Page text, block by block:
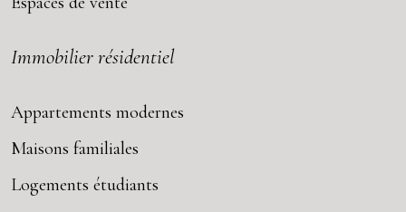
Immobilier résidentiel
Appartements modernes
Maisons familiales
Logements étudiants